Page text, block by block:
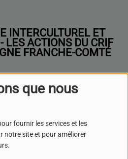
que nous
fournir les services et les
notre site et pour améliorer
INTERCULTUREL ET
LES ACTIONS DU CRIF
FRANCHE-COMTÉ
DIALOGUE
ET CITOYEN
UN
AU SERVICE DU